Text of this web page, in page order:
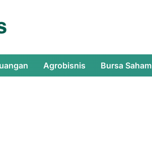
Agrobisnis Bursa Saham